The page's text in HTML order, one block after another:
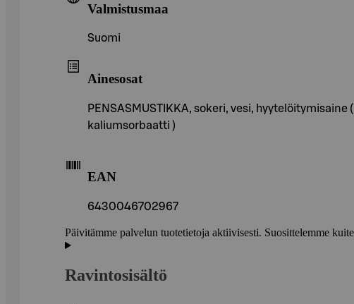
Valmistusmaa
Suomi
Ainesosat
PENSASMUSTIKKA, sokeri, vesi,
kaliumsorbaatti )
EAN
6430046702967
Päivitämme palvelun tuotetietoja aktiivisesti. Suosittelemme
Ravintosisältö